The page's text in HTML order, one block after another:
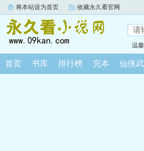
将本站设为首页 收藏永久看官网
温
首页 书库 排行榜 完本 仙侠